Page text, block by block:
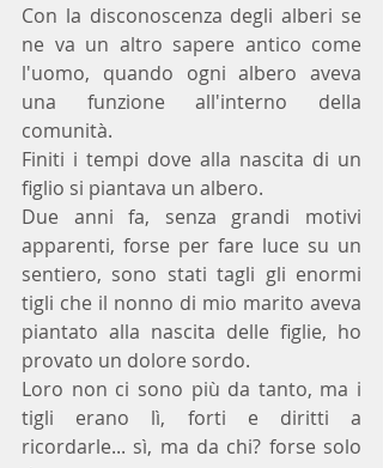
Con la disconoscenza degli alberi se
ne va un altro sapere antico come
l'uomo, quando ogni albero aveva
una funzione all'interno della
comunità.
Finiti i tempi dove alla nascita di un
figlio si piantava un albero.
Due anni fa, senza grandi motivi
apparenti, forse per fare luce su un
sentiero, sono stati tagli gli enormi
tigli che il nonno di mio marito aveva
piantato alla nascita delle figlie, ho
provato un dolore sordo.
Loro non ci sono più da tanto, ma i
tigli erano lì, forti e diritti a
ricordarle... sì, ma da chi? forse solo